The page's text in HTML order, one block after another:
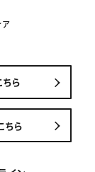
ア
ら
ちら